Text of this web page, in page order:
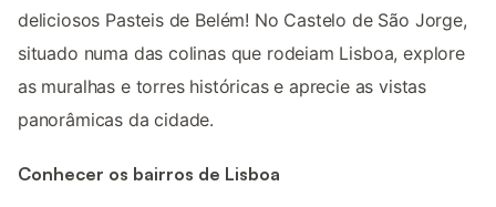
deliciosos Pasteis de Belém! No Castelo de São Jorge,
situado numa das colinas que rodeiam Lisboa, explore
as muralhas e torres históricas e aprecie as vistas
panorâmicas da cidade.
Conhecer os bairros de Lisboa